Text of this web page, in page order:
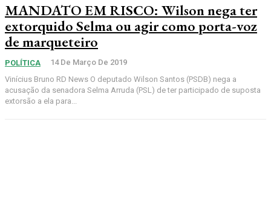
MANDATO EM RISCO: Wilson nega ter
extorquido Selma ou agir como porta-voz
de marqueteiro
POLÍTICA
14 De Março De 2019
Vinícius Bruno RD News O deputado Wilson Santos (PSDB) nega a
acusação da senadora Selma Arruda (PSL) de ter participado de suposta
extorsão a ela para...